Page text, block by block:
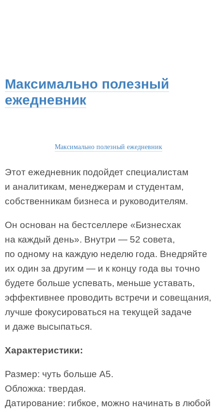
Максимально полезный
ежедневник
Максимально полезный ежедневник
Этот ежедневник подойдет специалистам
и аналитикам, менеджерам и студентам,
собственникам бизнеса и руководителям.
Он основан на бестселлере «Бизнесхак
на каждый день». Внутри — 52 совета,
по одному на каждую неделю года. Внедряйте
их один за другим — и к концу года вы точно
будете больше успевать, меньше уставать,
эффективнее проводить встречи и совещания,
лучше фокусироваться на текущей задаче
и даже высыпаться.
Характеристики:
Размер: чуть больше А5.
Обложка: твердая.
Датирование: гибкое, можно начинать в любой